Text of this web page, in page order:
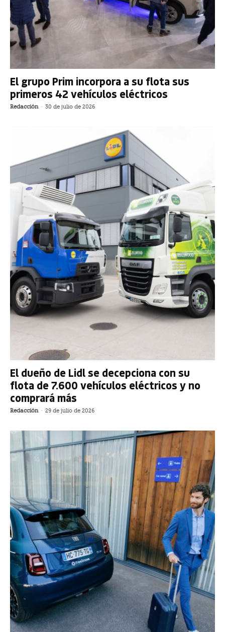
El grupo Prim incorpora a su flota sus
primeros 42 vehículos eléctricos
Redacción - 30 de julio de 2026
El dueño de Lidl se decepciona con su
flota de 7.600 vehículos eléctricos y no
comprará más
Redacción - 29 de julio de 2026